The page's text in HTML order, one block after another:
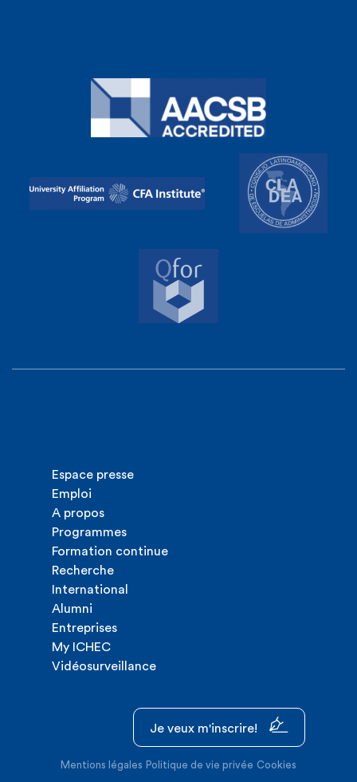
Espace presse
Emploi
A propos
Programmes
Formation continue
Recherche
International
Alumni
Entreprises
My ICHEC
Vidéosurveillance
Je veux m'inscrire!
Mentions légales Politique de vie privée Cookies